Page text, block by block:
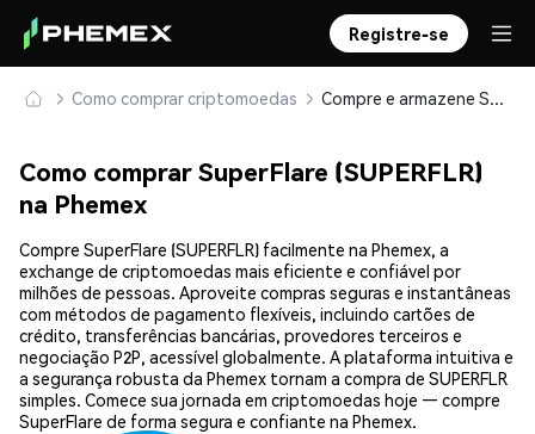
Registre-se
Como comprar criptomoedas Compre e armazene SuperFlare (SUPERFLR) com segurança
Como comprar SuperFlare (SUPERFLR)
na Phemex
Compre SuperFlare (SUPERFLR) facilmente na Phemex, a
exchange de criptomoedas mais eficiente e confiável por
milhões de pessoas. Aproveite compras seguras e instantâneas
com métodos de pagamento flexíveis, incluindo cartões de
crédito, transferências bancárias, provedores terceiros e
negociação P2P, acessível globalmente. A plataforma intuitiva e
a segurança robusta da Phemex tornam a compra de SUPERFLR
simples. Comece sua jornada em criptomoedas hoje — compre
SuperFlare de forma segura e confiante na Phemex.